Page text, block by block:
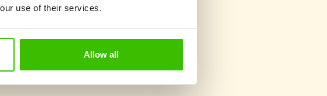
use of their services.
Allow all